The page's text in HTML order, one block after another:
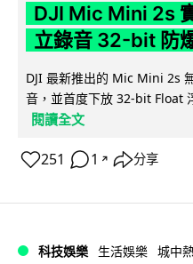
DJI Mic Mini 2s
立錄音 32-bit 防
DJI 最新推出的 Mic Mini 2s
音，並首度下放 32-bit Float
閱讀全文
251 1 ↗ 分享
科技娛樂 生活娛樂 城中